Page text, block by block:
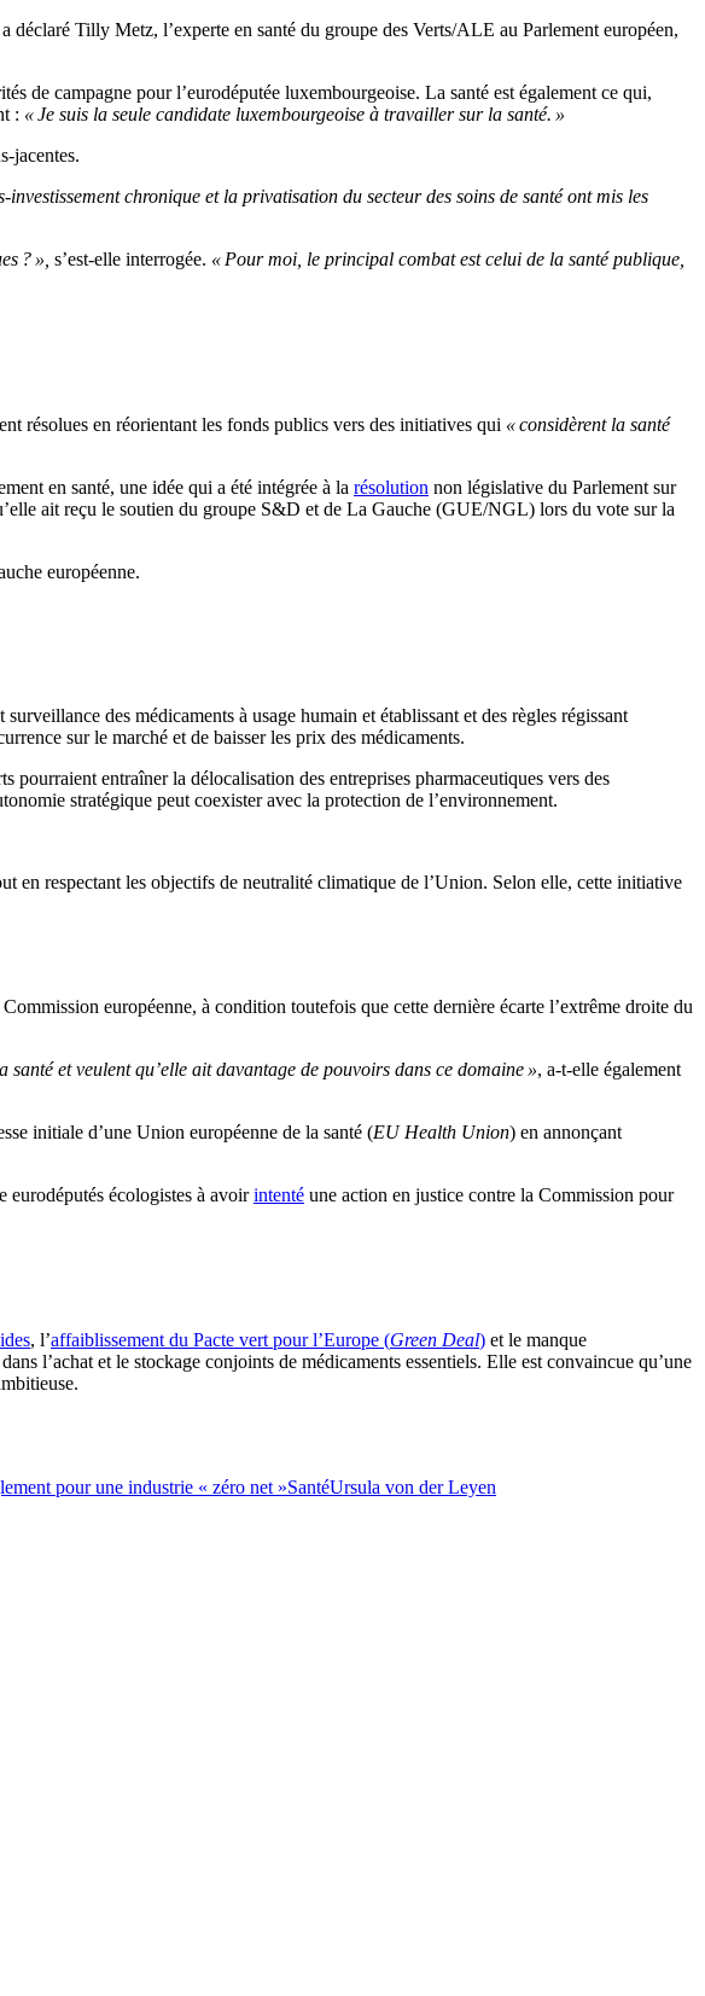
déclaré Tilly Metz, l’experte en santé du groupe des Verts/ALE au Parlement européen,
de campagne pour l’eurodéputée luxembourgeoise. La santé est également ce qui,
: « Je suis la seule candidate luxembourgeoise à travailler sur la santé. »
jacentes.
investissement chronique et la privatisation du secteur des soins de santé ont mis les
? », s’est-elle interrogée. « Pour moi, le principal combat est celui de la santé publique,
résolues en réorientant les fonds publics vers des initiatives qui « considèrent la santé
en santé, une idée qui a été intégrée à la résolution non législative du Parlement sur
ait reçu le soutien du groupe S&D et de La Gauche (GUE/NGL) lors du vote sur la
européenne.
des médicaments à usage humain et établissant et des règles régissant
sur le marché et de baisser les prix des médicaments.
entraîner la délocalisation des entreprises pharmaceutiques vers des
stratégique peut coexister avec la protection de l’environnement.
en respectant les objectifs de neutralité climatique de l’Union. Selon elle, cette initiative
européenne, à condition toutefois que cette dernière écarte l’extrême droite du
santé et veulent qu’elle ait davantage de pouvoirs dans ce domaine », a-t-elle également
initiale d’une Union européenne de la santé (EU Health Union) en annonçant
eurodéputés écologistes à avoirintenté une action en justice contre la Commission pour
, l’affaiblissement du Pacte vert pour l’Europe (Green Deal) et le manque
l’achat et le stockage conjoints de médicaments essentiels. Elle est convaincue qu’une
pour une industrie « zéro net »SantéUrsula von der Leyen